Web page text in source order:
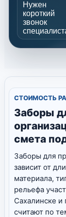
Нужен
короткий
звонок
СТОИМОСТЬ
Заборы
смета
Заборы для
зависит от
материала,
рельефа
Сахалинске и
считают по